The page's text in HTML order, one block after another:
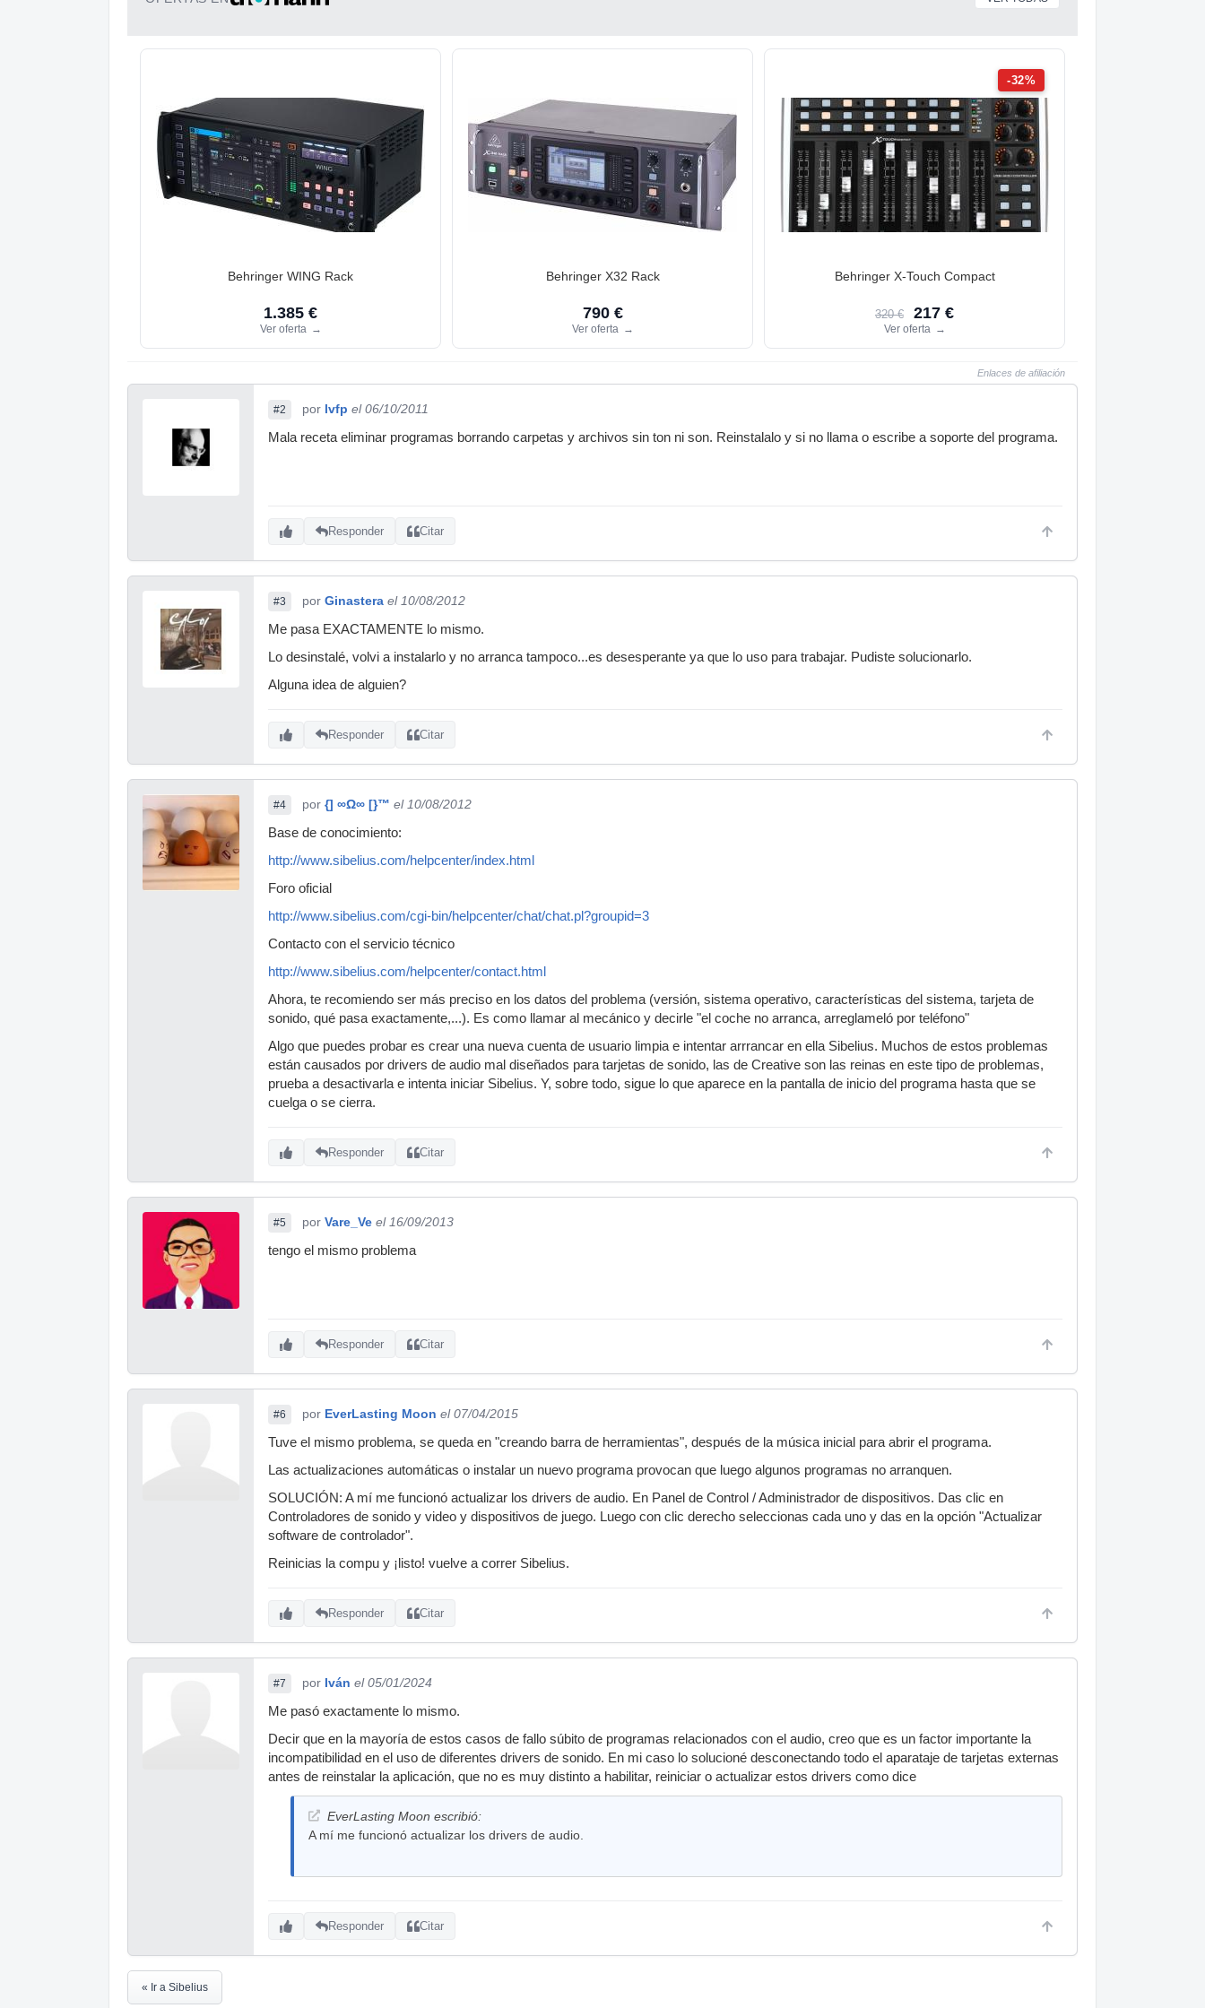
Behringer WING Rack
1.385 €
Ver oferta →
Behringer X32 Rack
790 €
Ver oferta →
-32%
Behringer X-Touch Compact
320 € 217 €
Ver oferta →
Enlaces de afiliación
#2 por lvfp el 06/10/2011
Mala receta eliminar programas borrando carpetas y archivos sin ton ni son. Reinstalalo y si no llama o escribe a soporte del programa.
Responder Citar
#3 por Ginastera el 10/08/2012
Me pasa EXACTAMENTE lo mismo.
Lo desinstalé, volvi a instalarlo y no arranca tampoco...es desesperante ya que lo uso para trabajar. Pudiste solucionarlo.
Alguna idea de alguien?
Responder Citar
#4 por {] ∞Ω∞ [}™ el 10/08/2012
Base de conocimiento:
http://www.sibelius.com/helpcenter/index.html
Foro oficial
http://www.sibelius.com/cgi-bin/helpcenter/chat/chat.pl?groupid=3
Contacto con el servicio técnico
http://www.sibelius.com/helpcenter/contact.html
Ahora, te recomiendo ser más preciso en los datos del problema (versión, sistema operativo, características del sistema, tarjeta de
sonido, qué pasa exactamente,...). Es como llamar al mecánico y decirle "el coche no arranca, arreglameló por teléfono"
Algo que puedes probar es crear una nueva cuenta de usuario limpia e intentar arrrancar en ella Sibelius. Muchos de estos problemas
están causados por drivers de audio mal diseñados para tarjetas de sonido, las de Creative son las reinas en este tipo de problemas,
prueba a desactivarla e intenta iniciar Sibelius. Y, sobre todo, sigue lo que aparece en la pantalla de inicio del programa hasta que se
cuelga o se cierra.
Responder Citar
#5 por Vare_Ve el 16/09/2013
tengo el mismo problema
Responder Citar
#6 por EverLasting Moon el 07/04/2015
Tuve el mismo problema, se queda en "creando barra de herramientas", después de la música inicial para abrir el programa.
Las actualizaciones automáticas o instalar un nuevo programa provocan que luego algunos programas no arranquen.
SOLUCIÓN: A mí me funcionó actualizar los drivers de audio. En Panel de Control / Administrador de dispositivos. Das clic en
Controladores de sonido y video y dispositivos de juego. Luego con clic derecho seleccionas cada uno y das en la opción "Actualizar
software de controlador".
Reinicias la compu y ¡listo! vuelve a correr Sibelius.
Responder Citar
#7 por Iván el 05/01/2024
Me pasó exactamente lo mismo.
Decir que en la mayoría de estos casos de fallo súbito de programas relacionados con el audio, creo que es un factor importante la
incompatibilidad en el uso de diferentes drivers de sonido. En mi caso lo solucioné desconectando todo el aparataje de tarjetas externas
antes de reinstalar la aplicación, que no es muy distinto a habilitar, reiniciar o actualizar estos drivers como dice
EverLasting Moon escribió:
A mí me funcionó actualizar los drivers de audio.
Responder Citar
« Ir a Sibelius